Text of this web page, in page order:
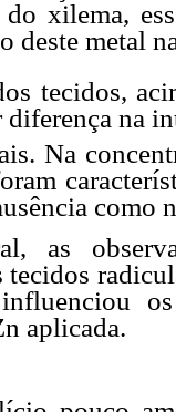
do xilema,
deste metal
tecidos,
na
Na
como
as
tecidos
aplicada.